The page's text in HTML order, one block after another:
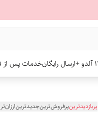
خدمات پس از
پربازدیدترینپرفروش‌ترینجدیدترین